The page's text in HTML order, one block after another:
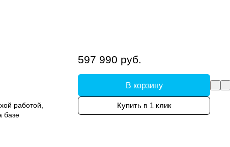
работой,
базе
597 990 руб.
В корзину
Купить в 1 клик